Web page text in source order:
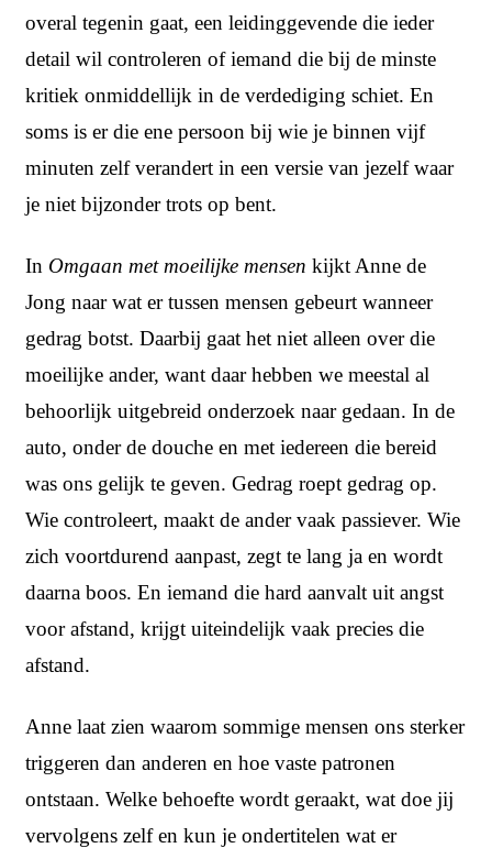
overal tegenin gaat, een leidinggevende die ieder
detail wil controleren of iemand die bij de minste
kritiek onmiddellijk in de verdediging schiet. En
soms is er die ene persoon bij wie je binnen vijf
minuten zelf verandert in een versie van jezelf waar
je niet bijzonder trots op bent.
In Omgaan met moeilijke mensen kijkt Anne de
Jong naar wat er tussen mensen gebeurt wanneer
gedrag botst. Daarbij gaat het niet alleen over die
moeilijke ander, want daar hebben we meestal al
behoorlijk uitgebreid onderzoek naar gedaan. In de
auto, onder de douche en met iedereen die bereid
was ons gelijk te geven. Gedrag roept gedrag op.
Wie controleert, maakt de ander vaak passiever. Wie
zich voortdurend aanpast, zegt te lang ja en wordt
daarna boos. En iemand die hard aanvalt uit angst
voor afstand, krijgt uiteindelijk vaak precies die
afstand.
Anne laat zien waarom sommige mensen ons sterker
triggeren dan anderen en hoe vaste patronen
ontstaan. Welke behoefte wordt geraakt, wat doe jij
vervolgens zelf en kun je ondertitelen wat er